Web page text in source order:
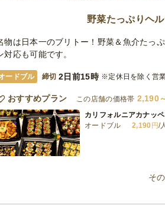
野菜たっぷりヘ
物は日本一のブリトー！野菜＆魚介たっ
対応も可能です。
ードブル 締切 2日前15時 ※定休日を除く営
おすすめプラン この店舗の価格帯 2,190
カリフォルニアカナッ
オードブル
2,190 円/
カリフォルニアプラン
そ